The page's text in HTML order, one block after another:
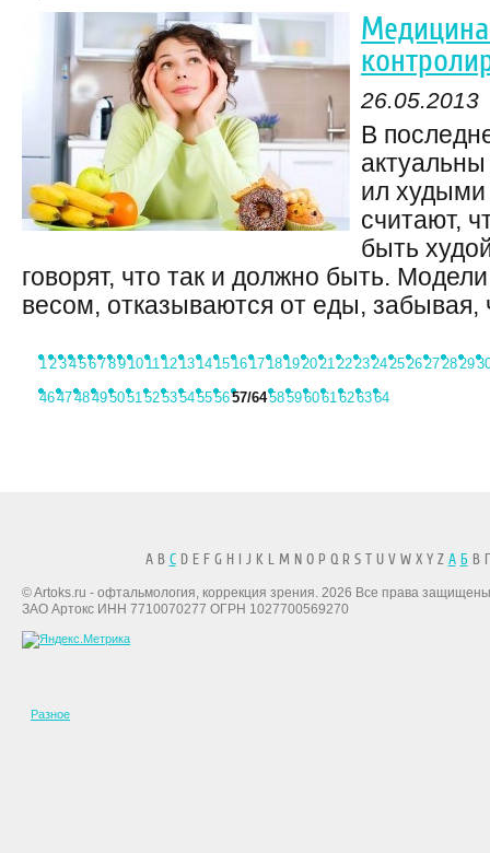
26.05.2013
В
ил
считают,
быть
говорят, что так и должно быть.
весом, отказываются от еды, забывая,
1234567891011121314151617181920212223242526272829
464748495051525354555657/6458596061626364
A B CD E F G H I J K L M N O P Q R S T U V W X Y Z А БВ
© Artoks.ru - офтальмология, коррекция зрения. 2026 Все права
ЗАО Артокс ИНН 7710070277 ОГРН 1027700569270
Разное